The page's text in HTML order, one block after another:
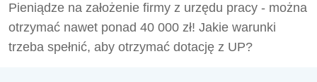
Pieniądze na założenie firmy z urzędu pracy - można
otrzymać nawet ponad 40 000 zł! Jakie warunki
trzeba spełnić, aby otrzymać dotację z UP?